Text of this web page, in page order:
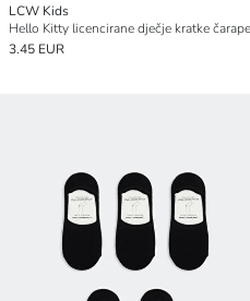
LCW Kids
3.45 EUR